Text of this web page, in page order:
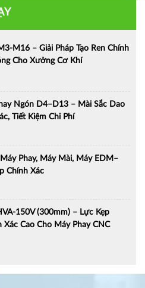
M16 – Giải Pháp Tạo Ren Chính
Cho Xưởng Cơ Khí
Ngón D4–D13 – Mài Sắc Dao
Tiết Kiệm Chi Phí
Phay, Máy Mài, Máy EDM–
Chính Xác
150V (300mm) – Lực Kẹp
Xác Cao Cho Máy Phay CNC